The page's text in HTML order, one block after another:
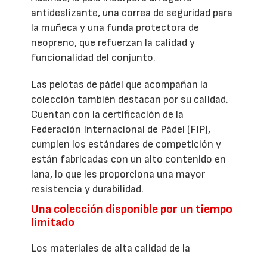
antideslizante, una correa de seguridad para
la muñeca y una funda protectora de
neopreno, que refuerzan la calidad y
funcionalidad del conjunto.
Las pelotas de pádel que acompañan la
colección también destacan por su calidad.
Cuentan con la certificación de la
Federación Internacional de Pádel (FIP),
cumplen los estándares de competición y
están fabricadas con un alto contenido en
lana, lo que les proporciona una mayor
resistencia y durabilidad.
Una colección disponible por un tiempo
limitado
Los materiales de alta calidad de la